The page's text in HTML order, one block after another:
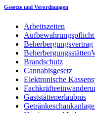
Gesetze und Verordnungen
Arbeitszeiten
Beherbergungsvertrag
Brandschutz
Cannabisgesetz
Elektronische
Gaststättenerlaubnis